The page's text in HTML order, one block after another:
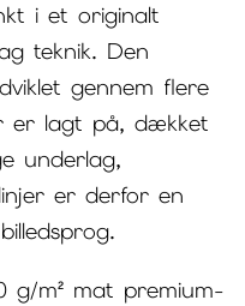
i et originalt
teknik. Den
gennem flere
er lagt på, dækket
underlag,
er derfor en
g/m² mat premium-